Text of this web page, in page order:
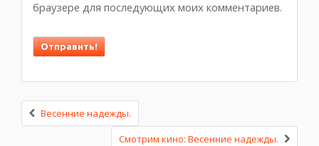
браузере для последующих моих комментариев.
Весенние надежды.
Смотрим кино: Весенние надежды.